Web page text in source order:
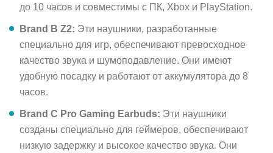
до 10 часов и совместимы с ПК, Xbox и PlayStation.
Brand B Z2: Эти наушники, разработанные
специально для игр, обеспечивают превосходное
качество звука и шумоподавление. Они имеют
удобную посадку и работают от аккумулятора до 8
часов.
Brand C Pro Gaming Earbuds: Эти наушники
созданы специально для геймеров, обеспечивают
низкую задержку и высокое качество звука. Они